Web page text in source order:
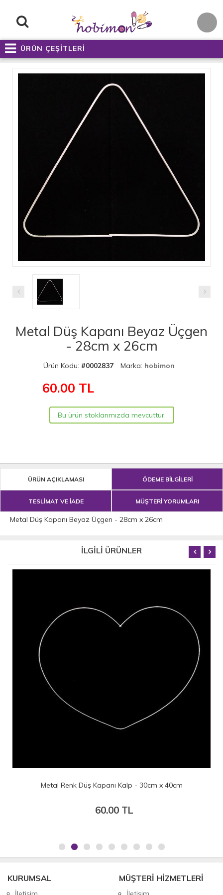
ÜRÜN ÇEŞİTLERİ
Metal Düş Kapanı Beyaz Üçgen
- 28cm x 26cm
Ürün Kodu: #0002837 Marka: hobimon
60.00 TL
Bu ürün stoklarımızda mevcuttur.
ÜRÜN AÇIKLAMASI ÖDEME BİLGİLERİ
TESLİMAT VE İADE MÜŞTERİ YORUMLARI
Metal Düş Kapanı Beyaz Üçgen - 28cm x 26cm
İLGİLİ ÜRÜNLER
Metal Renk Düş Kapanı Kalp - 30cm x 40cm
60.00 TL
KURUMSAL MÜŞTERİ HİZMETLERİ